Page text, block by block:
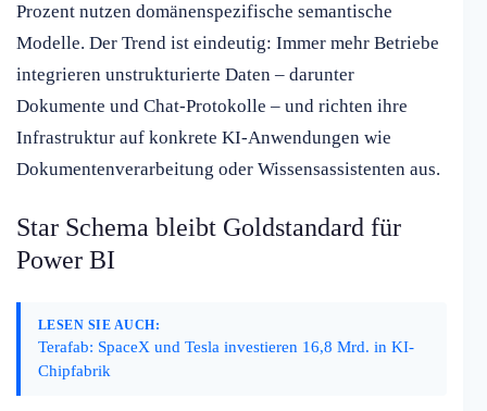
Prozent nutzen domänenspezifische semantische
Modelle. Der Trend ist eindeutig: Immer mehr Betriebe
integrieren unstrukturierte Daten – darunter
Dokumente und Chat-Protokolle – und richten ihre
Infrastruktur auf konkrete KI-Anwendungen wie
Dokumentenverarbeitung oder Wissensassistenten aus.
Star Schema bleibt Goldstandard für
Power BI
LESEN SIE AUCH:
Terafab: SpaceX und Tesla investieren 16,8 Mrd. in KI-
Chipfabrik